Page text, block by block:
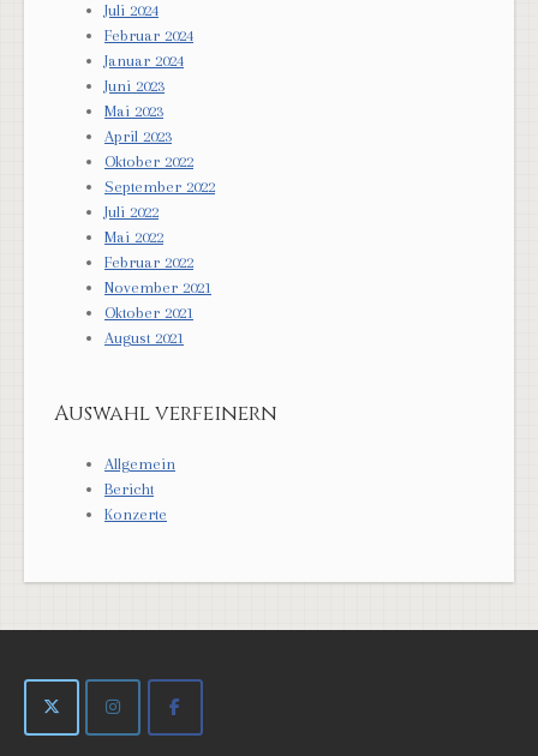
Juli 2024
Februar 2024
Januar 2024
Juni 2023
Mai 2023
April 2023
Oktober 2022
September 2022
Juli 2022
Mai 2022
Februar 2022
November 2021
Oktober 2021
August 2021
Auswahl verfeinern
Allgemein
Bericht
Konzerte